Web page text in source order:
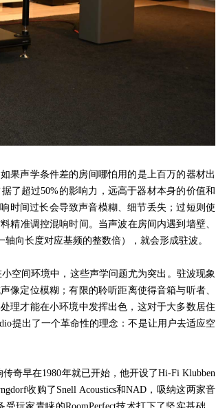
果声学条件差的房间哪怕用的是上百万的器材出
了超过50%的影响力，远高于器材本身的价值和
时间过长会导致声音模糊、细节丢失；过短则使
精准调控混响时间。当声波在房间内遇到墙壁、
向长度对应基频的整数倍），就会形成驻波。
空间环境中，这些声学问题尤为突出。驻波现象
像定位模糊；有限的聆听距离使得音箱与听者、
理才能在小环境中发挥出色，这对于大多数居住
提出了一个革命性的理念：不是让用户去适应空
传奇早在1980年就已开始，他开设了Hi-Fi Klubben
收购了 Snell Acoustics和NAD ，吸纳这两家音